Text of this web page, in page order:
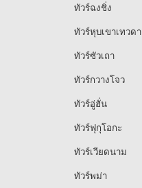
ทัวร์ฉงชิ่ง
ทัวร์หุบเขาเทวดา
ทัวร์ซัวเถา
ทัวร์กวางโจว
ทัวร์อู่ฮั่น
ทัวร์ฟุกุโอกะ
ทัวร์เวียดนาม
ทัวร์พม่า